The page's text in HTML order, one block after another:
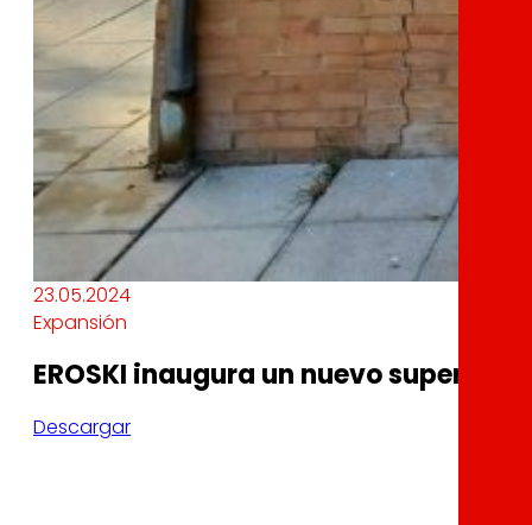
23.05.2024
Expansión
EROSKI inaugura un nuevo
Descargar